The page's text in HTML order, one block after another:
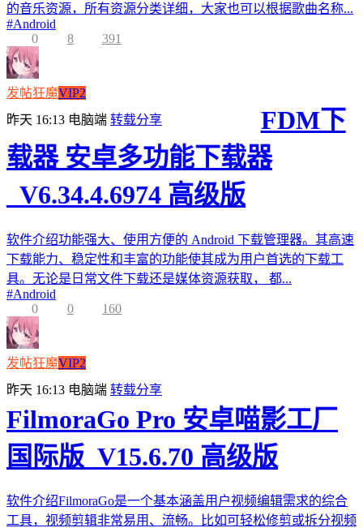
的音乐资源，所有资源分类详细，大家也可以根据歌曲名称...
#Android
0
8 391
发帖狂魔VIP2
昨天 16:13 电脑端 转载分享
FDM下
载器 安卓多功能下载器
_V6.34.4.6974 高级版
软件介绍功能强大、使用方便的 Android 下载管理器。其高速
下载能力、稳定性和丰富的功能使其成为用户首选的下载工
具。无论是日常文件下载还是媒体资源获取， 都...
#Android
0
0 160
发帖狂魔VIP2
昨天 16:13 电脑端 转载分享
FilmoraGo Pro 安卓喵影工厂
国际版_V15.6.70 高级版
软件介绍FilmoraGo是一个基本涵盖用户视频编辑需求的综合
工具，视频剪辑非常易用、流畅。比如可轻松修剪或拆分视频